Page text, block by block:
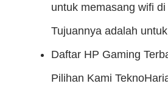
untuk memasang wifi
Tujuannya adalah
Daftar HP Gaming
Pilihan Kami